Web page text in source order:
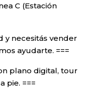
C (Estación
y necesitás vender
ayudarte. ===
plano digital, tour
pie. ===